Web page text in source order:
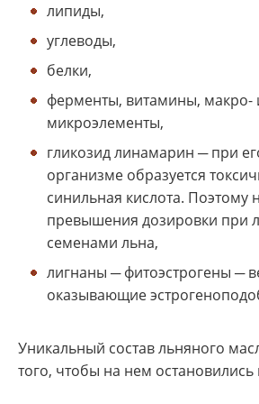
липиды,
углеводы,
белки,
ферменты, витамины, макро-
микроэлементы,
гликозид линамарин ─ при
организме образуется
синильная кислота. Поэтому
превышения дозировки при
семенами льна,
лигнаны ─ фитоэстрогены ─
оказывающие
Уникальный состав льняного
того, чтобы на нем